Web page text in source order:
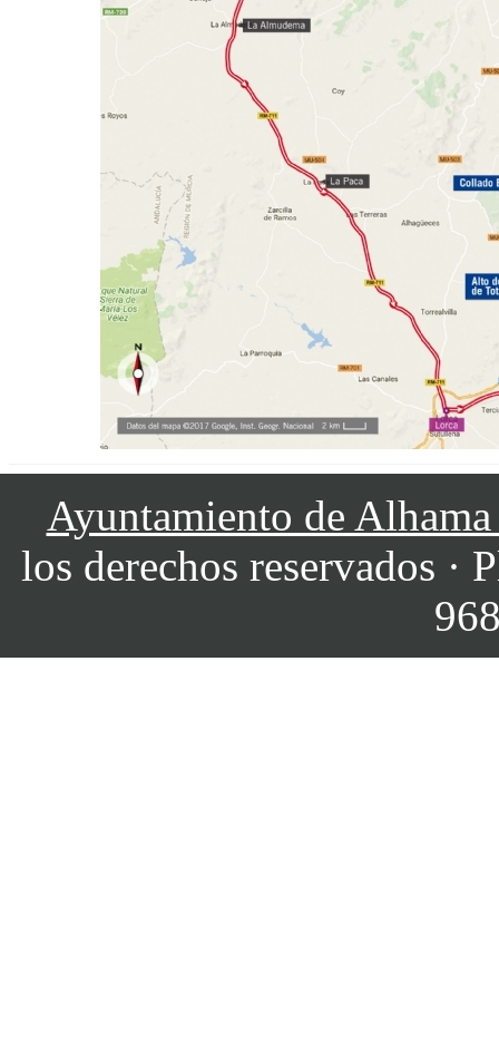
Ayuntamiento de
los derechos reservados ·